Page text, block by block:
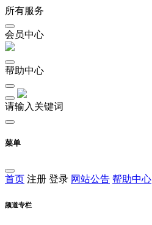
所有服务
会员中心
帮助中心
请输入关键词
菜单
首页 注册 登录 网站公告 帮助中心
频道专栏